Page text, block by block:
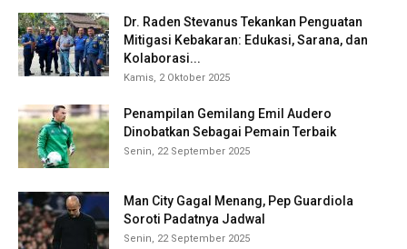
Dr. Raden Stevanus Tekankan Penguatan
Mitigasi Kebakaran: Edukasi, Sarana, dan
Kolaborasi...
Kamis, 2 Oktober 2025
Penampilan Gemilang Emil Audero
Dinobatkan Sebagai Pemain Terbaik
Senin, 22 September 2025
Man City Gagal Menang, Pep Guardiola
Soroti Padatnya Jadwal
Senin, 22 September 2025